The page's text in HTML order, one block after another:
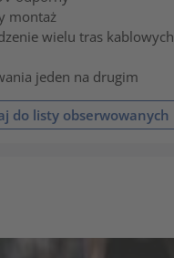
montaż
wielu tras kablowych
jeden na drugim
do listy obserwowanych